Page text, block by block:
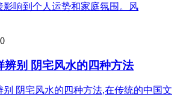
影响到个人运势和家庭氛围。风
辨别 阴宅风水的四种方法
别 阴宅风水的四种方法,在传统的中国文